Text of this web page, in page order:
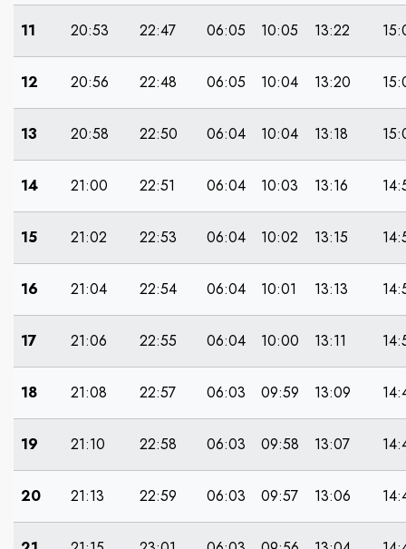
11 20:53 22:47 06:05 10:05 13:22
12 20:56 22:48 06:05 10:04 13:20
13 20:58 22:50 06:04 10:04 13:18
14 21:00 22:51 06:04 10:03 13:16
15 21:02 22:53 06:04 10:02 13:15
16 21:04 22:54 06:04 10:01 13:13
17 21:06 22:55 06:04 10:00 13:11
18 21:08 22:57 06:03 09:59 13:09
19 21:10 22:58 06:03 09:58 13:07
20 21:13 22:59 06:03 09:57 13:06